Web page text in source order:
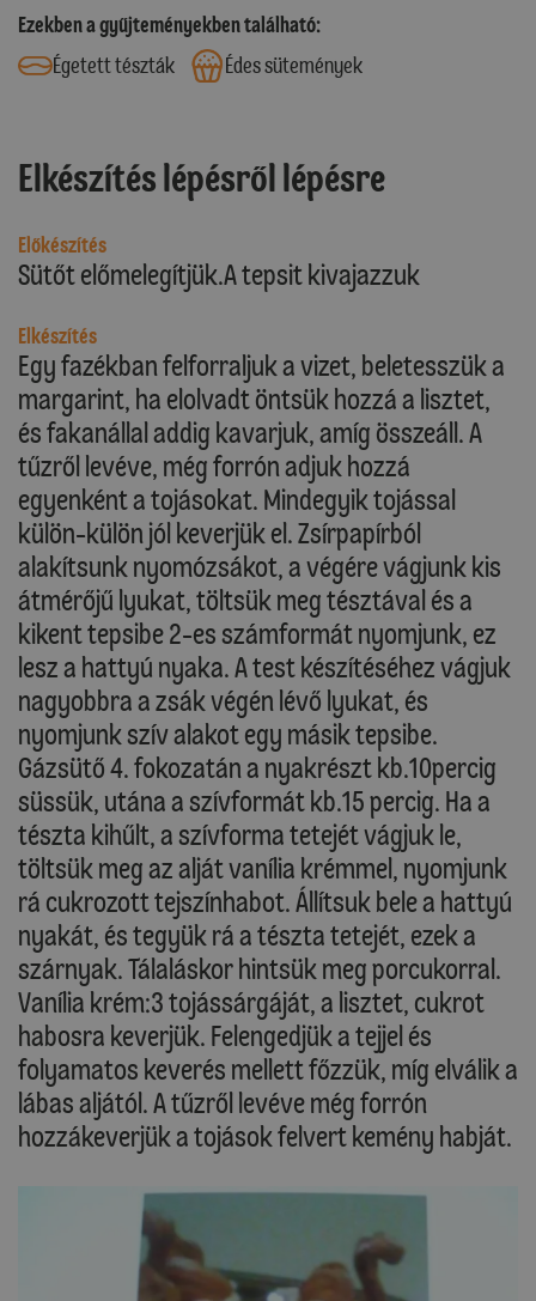
Ezekben a gyűjteményekben található:
Égetett tészták
Édes sütemények
Elkészítés lépésről lépésre
Előkészítés
Sütőt előmelegítjük.A tepsit kivajazzuk
Elkészítés
Egy fazékban felforraljuk a vizet, beletesszük a
margarint, ha elolvadt öntsük hozzá a lisztet,
és fakanállal addig kavarjuk, amíg összeáll. A
tűzről levéve, még forrón adjuk hozzá
egyenként a tojásokat. Mindegyik tojással
külön-külön jól keverjük el. Zsírpapírból
alakítsunk nyomózsákot, a végére vágjunk kis
átmérőjű lyukat, töltsük meg tésztával és a
kikent tepsibe 2-es számformát nyomjunk, ez
lesz a hattyú nyaka. A test készítéséhez vágjuk
nagyobbra a zsák végén lévő lyukat, és
nyomjunk szív alakot egy másik tepsibe.
Gázsütő 4. fokozatán a nyakrészt kb.10percig
süssük, utána a szívformát kb.15 percig. Ha a
tészta kihűlt, a szívforma tetejét vágjuk le,
töltsük meg az alját vanília krémmel, nyomjunk
rá cukrozott tejszínhabot. Állítsuk bele a hattyú
nyakát, és tegyük rá a tészta tetejét, ezek a
szárnyak. Tálaláskor hintsük meg porcukorral.
Vanília krém:3 tojássárgáját, a lisztet, cukrot
habosra keverjük. Felengedjük a tejjel és
folyamatos keverés mellett főzzük, míg elválik a
lábas aljától. A tűzről levéve még forrón
hozzákeverjük a tojások felvert kemény habját.